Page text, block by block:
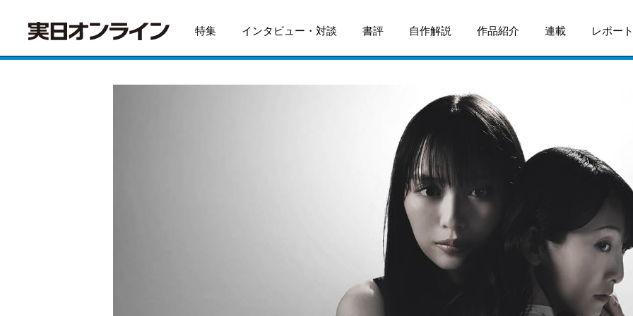
特集 インタビュー・対談 書評 自作解説 作品紹介 連載 レポート